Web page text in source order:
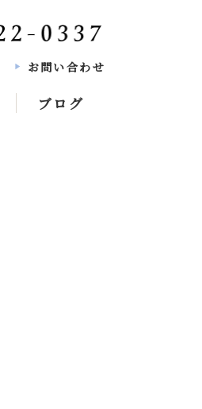
play_arrow お問い合わせ
ブログ